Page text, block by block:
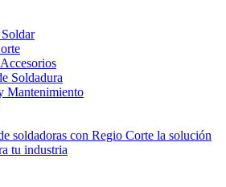
Soldadura
Mantenimiento
soldadoras con Regio Corte la solución
tu industria